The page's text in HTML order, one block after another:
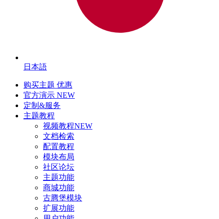
日本語
购买主题 优惠
官方演示 NEW
定制&服务
主题教程
视频教程NEW
文档检索
配置教程
模块布局
社区论坛
主题功能
商城功能
古腾堡模块
扩展功能